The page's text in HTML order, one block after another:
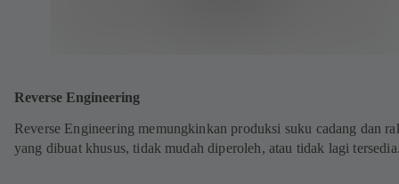
Reverse Engineering
Reverse Engineering memungkinkan produksi suku cadang dan
yang dibuat khusus, tidak mudah diperoleh, atau tidak lagi